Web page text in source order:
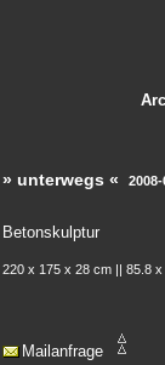
» unterwegs « 2008-
Betonskulptur
220 x 175 x 28 cm || 85.8
Mailanfrage